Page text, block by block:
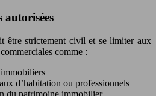
autorisées
être strictement civil et se limiter aux
comme :
d’habitation ou professionnels
du patrimoine immobilier